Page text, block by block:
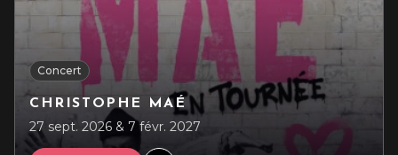
Concert
CHRISTOPHE MAÉ
27 sept. 2026 & 7 févr. 2027